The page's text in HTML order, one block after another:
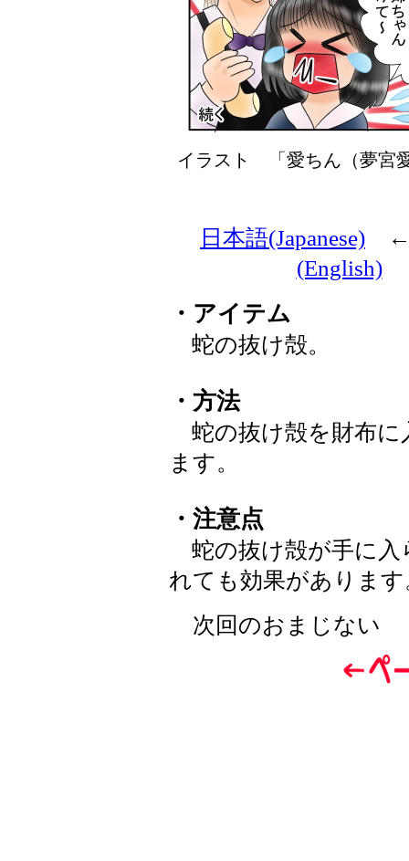
イラスト 「愛ちん（夢
日本語(Japanese)
(English)
・アイテム
蛇の抜け殻。
・方法
蛇の抜け殻を財布に
ます。
・注意点
蛇の抜け殻が手に入
れても効果があります
次回のおまじない